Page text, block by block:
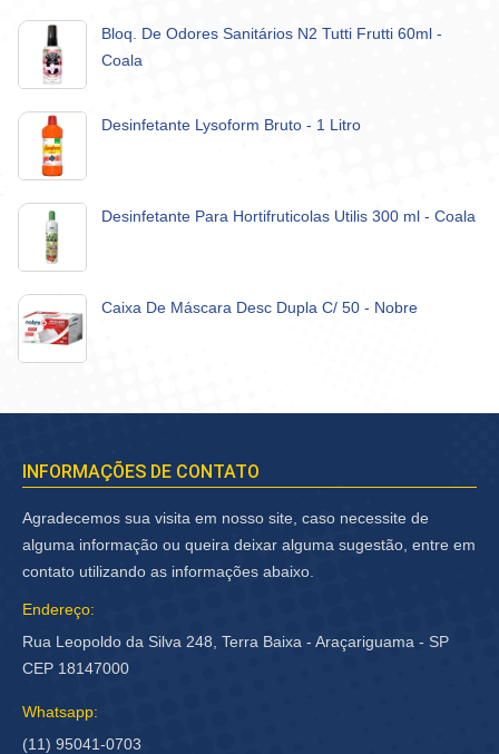
Bloq. De Odores Sanitários N2 Tutti Frutti 60ml -
Coala
Desinfetante Lysoform Bruto - 1 Litro
Desinfetante Para Hortifruticolas Utilis 300 ml - Coala
Caixa De Máscara Desc Dupla C/ 50 - Nobre
INFORMAÇÕES DE CONTATO
Agradecemos sua visita em nosso site, caso necessite de
alguma informação ou queira deixar alguma sugestão, entre em
contato utilizando as informações abaixo.
Endereço:
Rua Leopoldo da Silva 248, Terra Baixa - Araçariguama - SP
CEP 18147000
Whatsapp:
(11) 95041-0703